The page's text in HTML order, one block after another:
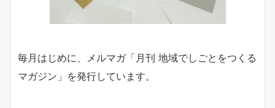
毎月はじめに、メルマガ「月刊 地域でしごとをつくる
マガジン」を発行しています。